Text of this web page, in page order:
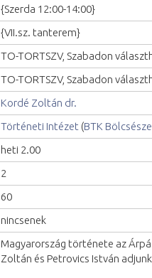
{Szerda 12:00-14:00}
{VII.sz. tanterem}
TO-TORTSZV, Szabadon
TO-TORTSZV, Szabadon
Kordé Zoltán dr.
Történeti Intézet (BTK
heti 2.00
2
60
nincsenek
Magyarország története az
Zoltán és Petrovics István